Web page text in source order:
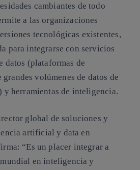
cambiantes de todo
a las organizaciones
tecnológicas existentes,
para integrarse con servicios
datos (plataformas de
volúmenes de datos de
herramientas de inteligencia.
global de soluciones y
artificial y data en
“Es un placer integrar a
en inteligencia y